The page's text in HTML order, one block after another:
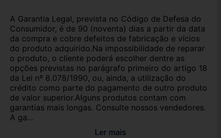
A Garantia Legal, prevista no Código de Defesa do
Consumidor, é de 90 (noventa) dias a partir da data
da compra e cobre defeitos de fabricação e vícios
do produto adquirido.Na impossibilidade de reparar
o produto, o cliente poderá escolher dentre as
opções previstas no parágrafo primeiro do artigo 18
da Lei nº 8.078/1990, ou, ainda, a utilização do
crédito como parte do pagamento de outro produto
de valor superior.Alguns produtos contam com
garantias mais longas. Consulte nossos vendedores.
A ga...
Ler mais